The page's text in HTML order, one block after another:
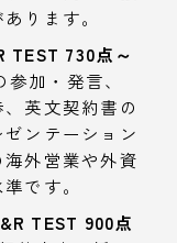
ります。
TEST 730点～
加・発言、
英文契約書の
ンテーション
外営業や外資
です。
TEST 900点